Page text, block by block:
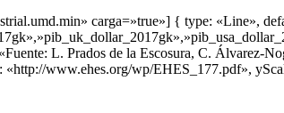
carga=»true»] { type: «Line»,
L. Prados de la Escosura, C. Álvarez-
www.ehes.org/wp/EHES_177.pdf»,